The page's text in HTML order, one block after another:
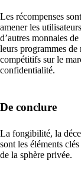
Les récompenses
amener les
d’autres monnaies
leurs programmes de
compétitifs sur le
confidentialité.
De conclure
La fongibilité, la
sont les éléments
de la sphère privée.